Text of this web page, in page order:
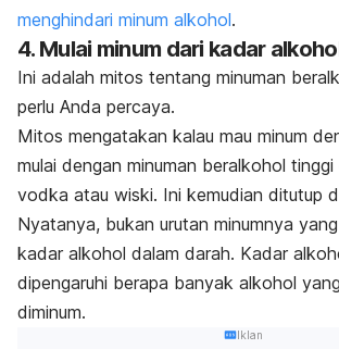
menghindari minum alkohol.
4. Mulai minum dari kadar
Ini adalah mitos tentang minuman
perlu Anda percaya.
Mitos mengatakan kalau mau minum
mulai dengan minuman beralkohol tinggi
vodka atau wiski. Ini kemudian ditutup
Nyatanya, bukan urutan minumnya
kadar alkohol dalam darah. Kadar
dipengaruhi berapa banyak alkohol
diminum.
Iklan